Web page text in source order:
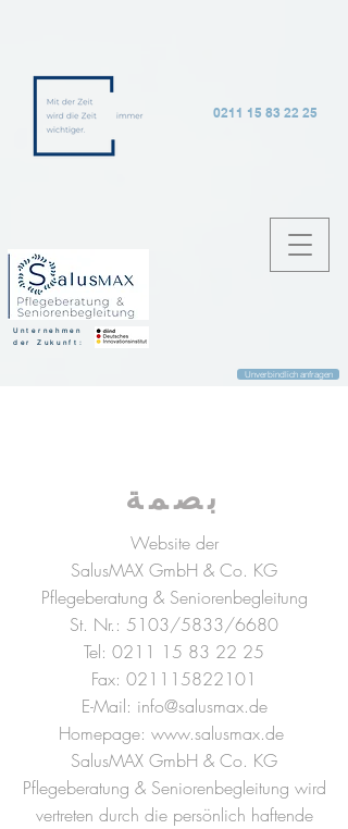
0211 15 83 22 25
Unternehmen
der Zukunft:
Unverbindlich anfragen
بصمة
Website der
SalusMAX GmbH & Co. KG
Pflegeberatung & Seniorenbegleitung
St. Nr.: 5103/5833/6680
Tel: 0211 15 83 22 25
Fax: 021115822101
E-Mail: info@salusmax.de
Homepage: www.salusmax.de
SalusMAX GmbH & Co. KG
Pflegeberatung & Seniorenbegleitung wird
vertreten durch die persönlich haftende